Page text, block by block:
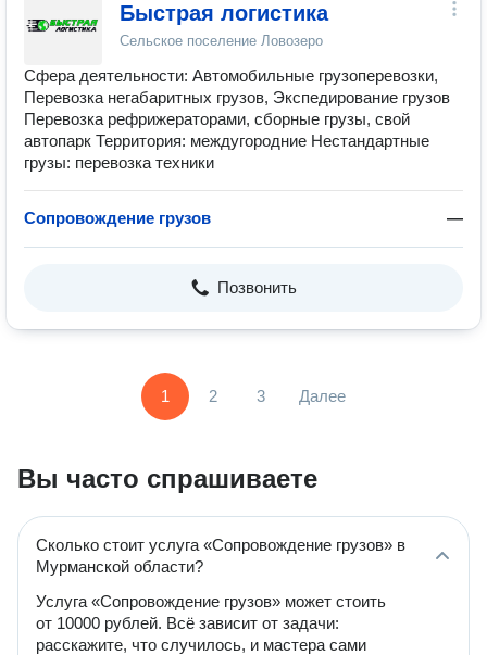
Быстрая логистика
Сельское поселение Ловозеро
Сфера деятельности: Автомобильные грузоперевозки,
Перевозка негабаритных грузов, Экспедирование грузов
Перевозка рефрижераторами, сборные грузы, свой
автопарк Территория: междугородние Нестандартные
грузы: перевозка техники
Сопровождение грузов —
Позвонить
1 2 3 Далее
Вы часто спрашиваете
Сколько стоит услуга «Сопровождение грузов» в
Мурманской области?
Услуга «Сопровождение грузов» может стоить
от 10000 рублей. Всё зависит от задачи:
расскажите, что случилось, и мастера сами